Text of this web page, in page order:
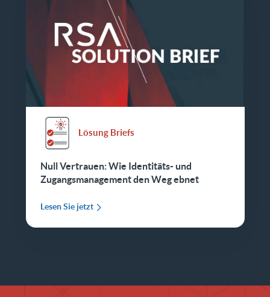
Lösung Briefs
Null Vertrauen: Wie Identitäts- und
Zugangsmanagement den Weg ebnet
Lesen Sie jetzt